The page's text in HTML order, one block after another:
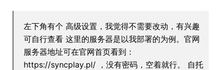
左下角有个 高级设置，我觉得不需要改动，有兴趣
可自行查看 这里的服务器是以我部署的为例。官网
服务器地址可在官网首页看到：
https://syncplay.pl/ ，没有密码，空着就行。 自托